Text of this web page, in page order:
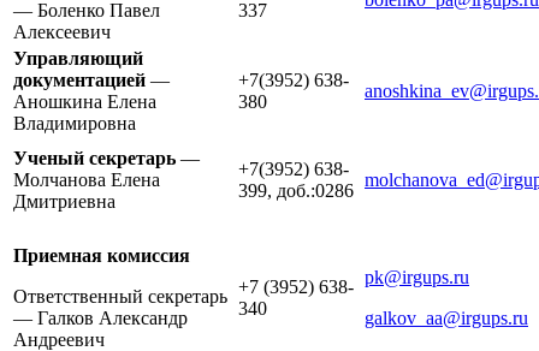
— Боленко Павел
Алексеевич
337
Управляющий
документацией —
Аношкина Елена
Владимировна
+7(3952) 638-
380
Ученый секретарь —
Молчанова Елена
Дмитриевна
+7(3952) 638-
399, доб.:0286
Приемная комиссия
Ответственный секретарь
— Галков Александр
Андреевич
+7 (3952) 638-
340
pk@irgups.ru
galkov_aa@irgups.ru